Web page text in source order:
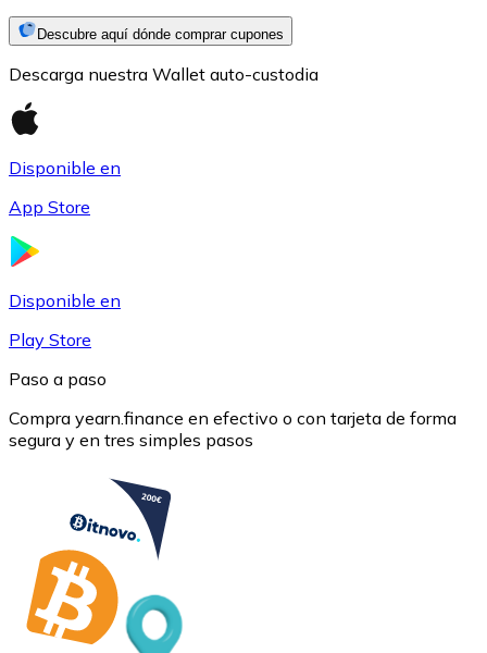
Litecoin
LTC
Descubre aquí dónde comprar cupones
Descarga nuestra Wallet auto-custodia
Disponible en
App Store
Disponible en
Play Store
Paso a paso
Compra yearn.finance en efectivo o con tarjeta de forma
segura y en tres simples pasos